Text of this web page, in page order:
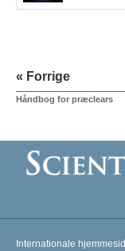
« Forrige
Håndbog for præclears
Internationale